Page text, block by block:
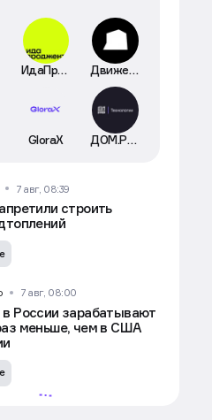
ИдаПроджект Движение
GloraX ДОМ.РФ Технологии
7 авг, 08:39
строить
7 авг, 08:00
России зарабатывают
меньше, чем в США